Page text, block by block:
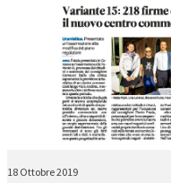
18 Ottobre 2019